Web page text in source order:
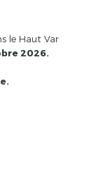
le Haut Var
2026.